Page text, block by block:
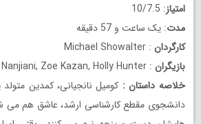
امتیاز: 10/7.5
مدت: یک ساعت و 57 دقیقه
کارگردان : Michael Showalter
بازیگران : Kumail Nanjiani, Zoe Kazan, Holly Hunter
خلاصه داستان : کومیل نانجیانی، کمدین متولد
دانشجوی مقطع کارشناسی ارشد، عاشق هم می